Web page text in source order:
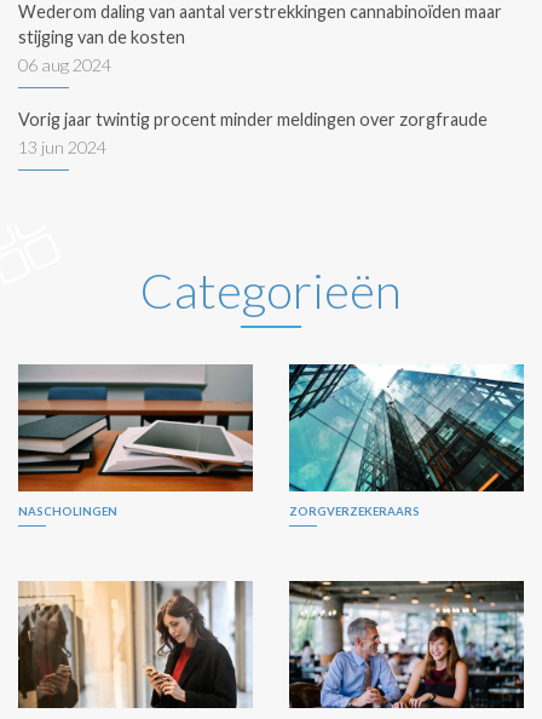
Wederom daling van aantal verstrekkingen cannabinoïden maar
stijging van de kosten
06 aug 2024
Vorig jaar twintig procent minder meldingen over zorgfraude
13 jun 2024
Categorieën
NASCHOLINGEN ZORGVERZEKERAARS